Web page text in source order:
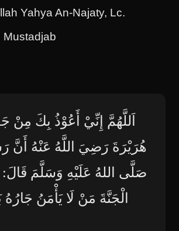
Yahya An-Najaty, Lc.
Mustadjab
اَللَّهُمَّ إِنِّيْ أَعُوْذُ بِكَ مِنْ
هُرَيْرَةَ رَضِيَ اللَّهُ عَنْهُ أَنَّ
صَلَّى اللهُ عَلَيْهِ وَسَلَّمَ قَالَ:
الْجَنَّةَ مَنْ لَا يَأْمَنُ جَارُهُ